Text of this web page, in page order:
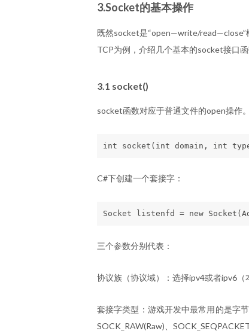
3.Socket的基本操作
既然socket是“open—write/read—close”
TCP为例，介绍几个基本的socket接口
3.1 socket()
socket函数对应于普通文件的open操作。
C#下创建一个套接字：
三个参数分别代表：
协议族（协议域）：选择ipv4或者ipv6
套接字类型：游戏开发中最常用的是字
SOCK_RAW(Raw)、